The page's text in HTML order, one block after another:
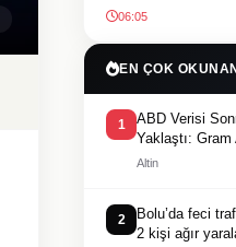
06:05
EN ÇOK
1
ABD Verisi
Yaklaştı: Gram
Altin
2
Bolu’da feci
2 kişi ağır